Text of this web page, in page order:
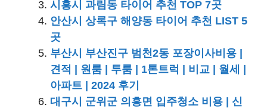
시흥시 과림동 타이어 추천 TOP 7곳
안산시 상록구 해양동 타이어 추천 LIST 5
곳
부산시 부산진구 범천2동 포장이사비용 |
견적 | 원룸 | 투룸 | 1톤트럭 | 비교 | 월세 |
아파트 | 2024 후기
대구시 군위군 의흥면 입주청소 비용 | 신